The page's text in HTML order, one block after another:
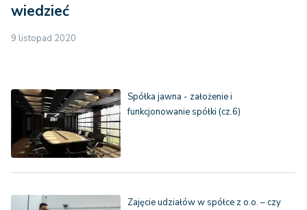
wiedzieć
9 listopad 2020
Spółka jawna - założenie i
funkcjonowanie spółki (cz.6)
Zajęcie udziałów w spółce z o.o. – czy